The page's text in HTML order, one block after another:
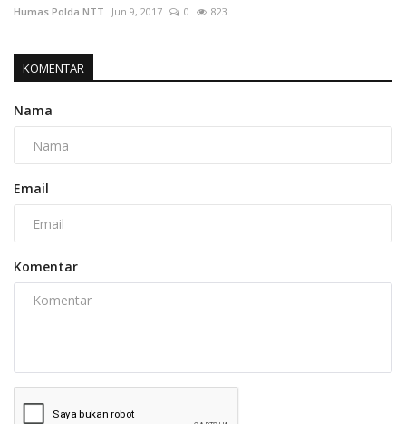
Humas Polda NTT Jun 9, 2017 0 823
KOMENTAR
Nama
Email
Komentar